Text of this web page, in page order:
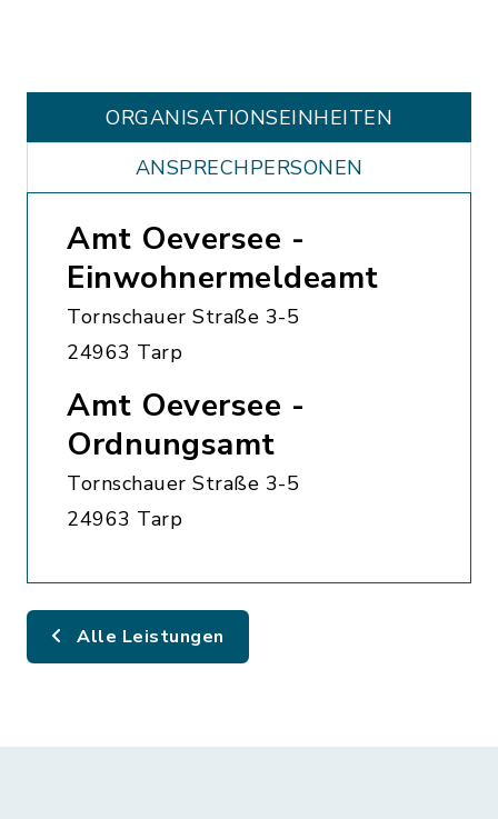
ORGANISATIONS­EINHEITEN
ANSPRECHPERSONEN
Amt Oeversee -
Einwohnermeldeamt
Tornschauer Straße 3-5
24963 Tarp
Amt Oeversee -
Ordnungsamt
Tornschauer Straße 3-5
24963 Tarp
Alle Leistungen